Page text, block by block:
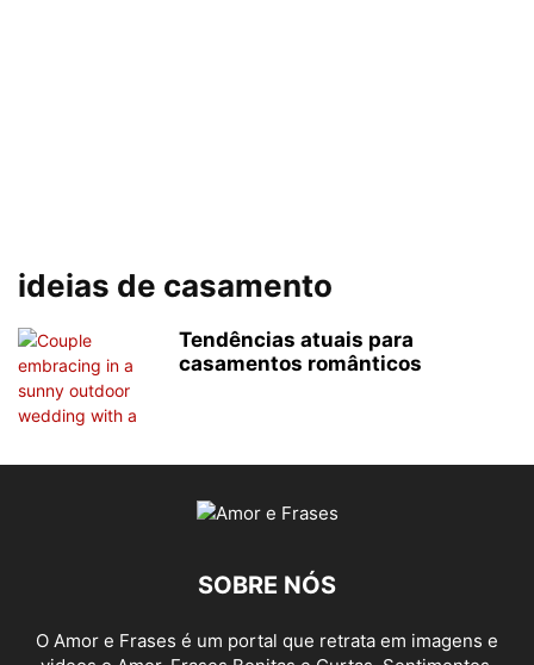
ideias de casamento
Tendências atuais para
casamentos românticos
SOBRE NÓS
O Amor e Frases é um portal que retrata em imagens e